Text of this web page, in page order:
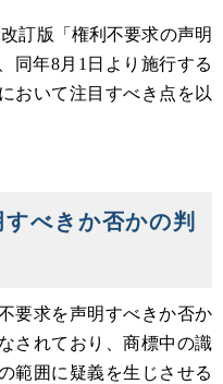
訂版「権利不要求の声明
同年8月1日より施行する
おいて注目すべき点を以
べきか否かの判
要求を声明すべきか否か
されており、商標中の識
範囲に疑義を生じさせる